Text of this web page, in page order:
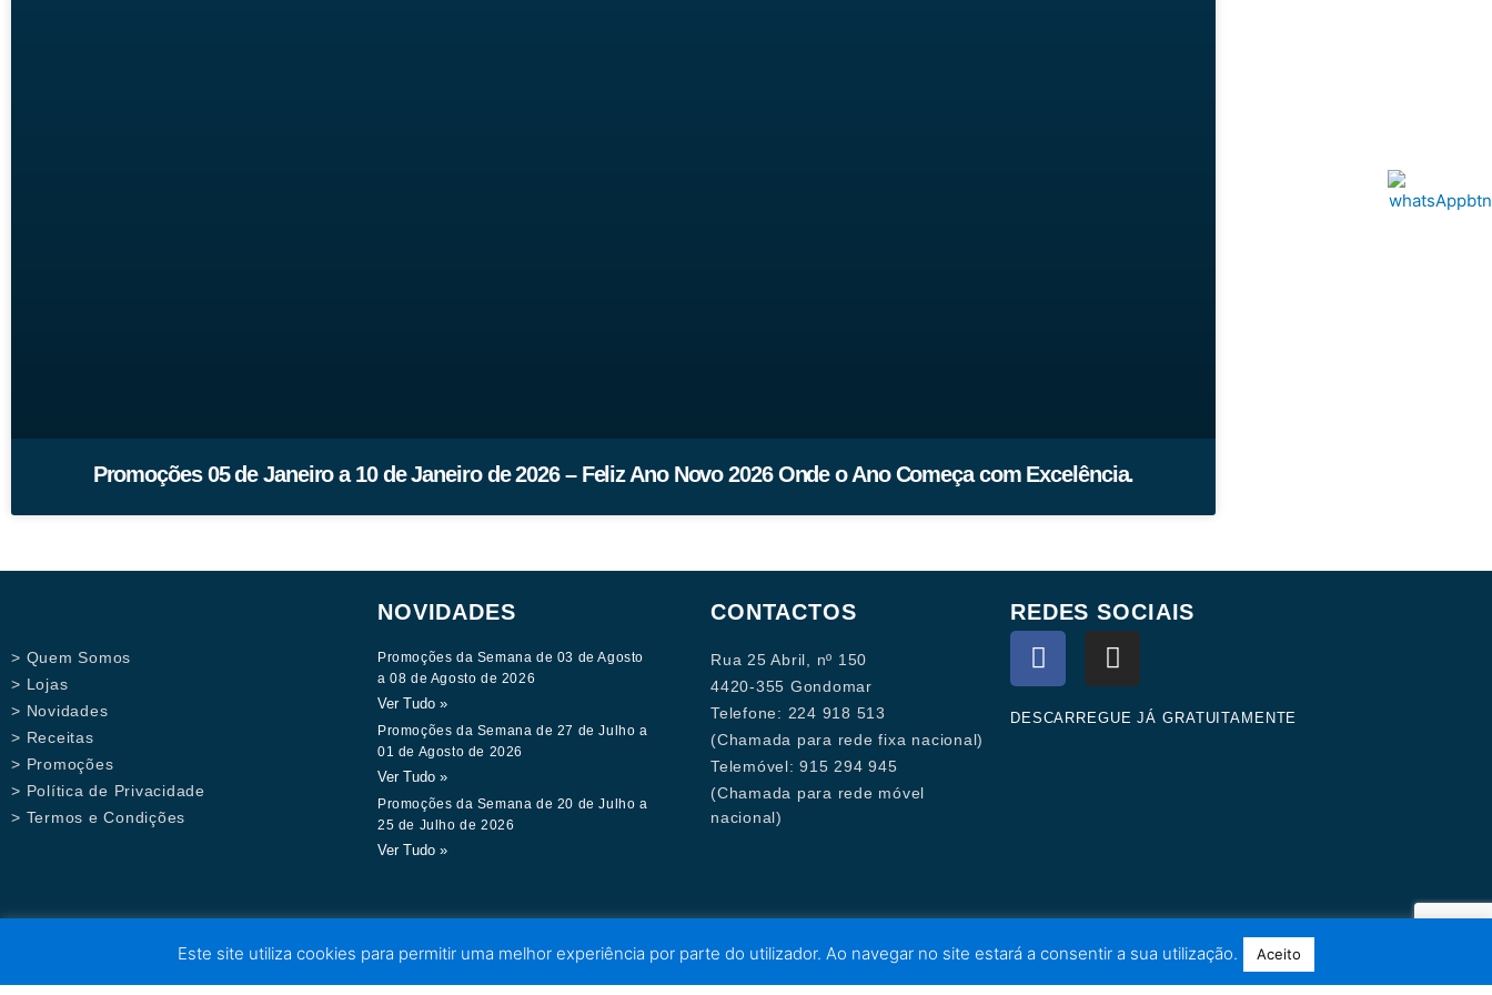
Promoções 05 de Janeiro a 10 de Janeiro de 2026 – Feliz Ano Novo 2026 Onde o Ano Começa com Excelência.
> Quem Somos
> Lojas
> Novidades
> Receitas
> Promoções
> Política de Privacidade
> Termos e Condições
NOVIDADES
Promoções da Semana de 03 de Agosto
a 08 de Agosto de 2026
Ver Tudo »
Promoções da Semana de 27 de Julho a
01 de Agosto de 2026
Ver Tudo »
Promoções da Semana de 20 de Julho a
25 de Julho de 2026
Ver Tudo »
CONTACTOS
Rua 25 Abril, nº 150
4420-355 Gondomar
Telefone: 224 918 513
(Chamada para rede fixa nacional)
Telemóvel: 915 294 945
(Chamada para rede móvel
nacional)
REDES SOCIAIS
F
a
c
e
I
n
s
t
DESCARREGUE JÁ GRATUITAMENTE
Este site utiliza cookies para permitir uma melhor experiência por parte do utilizador. Ao navegar no site estará a consentir a sua utilização. Aceito